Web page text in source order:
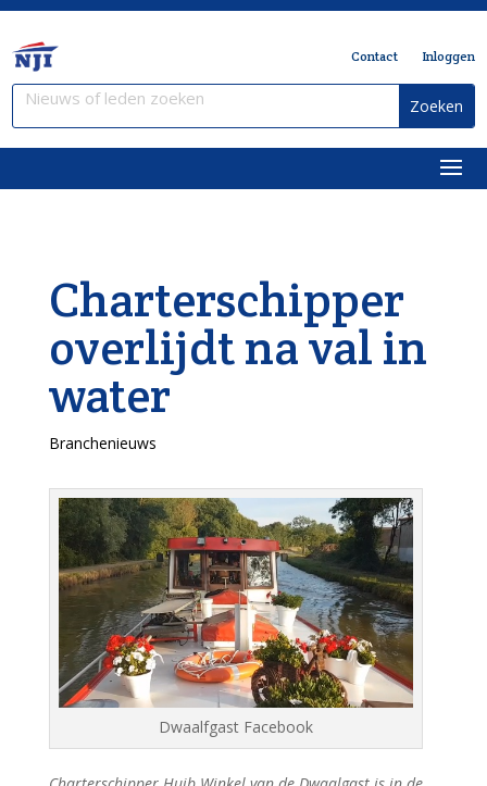
Contact Inloggen
Charterschipper
overlijdt na val in
water
Branchenieuws
Dwaalfgast Facebook